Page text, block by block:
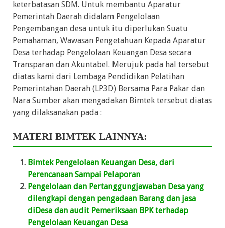
keterbatasan SDM. Untuk membantu Aparatur
Pemerintah Daerah didalam Pengelolaan
Pengembangan desa untuk itu diperlukan Suatu
Pemahaman, Wawasan Pengetahuan Kepada Aparatur
Desa terhadap Pengelolaan Keuangan Desa secara
Transparan dan Akuntabel. Merujuk pada hal tersebut
diatas kami dari Lembaga Pendidikan Pelatihan
Pemerintahan Daerah (LP3D) Bersama Para Pakar dan
Nara Sumber akan mengadakan Bimtek tersebut diatas
yang dilaksanakan pada :
MATERI BIMTEK LAINNYA:
Bimtek Pengelolaan Keuangan Desa, dari
Perencanaan Sampai Pelaporan
Pengelolaan dan Pertanggungjawaban Desa yang
dilengkapi dengan pengadaan Barang dan jasa
diDesa dan audit Pemeriksaan BPK terhadap
Pengelolaan Keuangan Desa